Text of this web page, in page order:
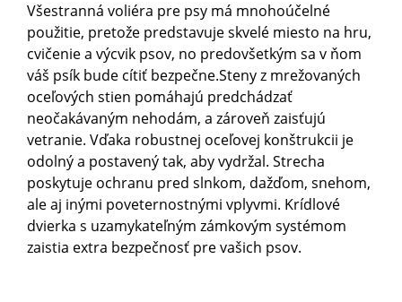
Všestranná voliéra pre psy má mnohoúčelné
použitie, pretože predstavuje skvelé miesto na hru,
cvičenie a výcvik psov, no predovšetkým sa v ňom
váš psík bude cítiť bezpečne.Stenyz mrežovaných
oceľových stien pomáhajú predchádzať
neočakávaným nehodám, a zároveň zaisťujú
vetranie. Vďaka robustnej oceľovej konštrukcii je
odolný a postavený tak, aby vydržal. Strecha
poskytuje ochranu pred slnkom, dažďom, snehom,
ale aj inými poveternostnými vplyvmi. Krídlové
dvierka s uzamykateľným zámkovým systémom
zaistia extra bezpečnosť pre vašich psov.